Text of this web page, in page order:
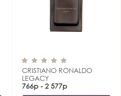
CRISTIANO RONALDO
LEGACY
766р - 2 577р